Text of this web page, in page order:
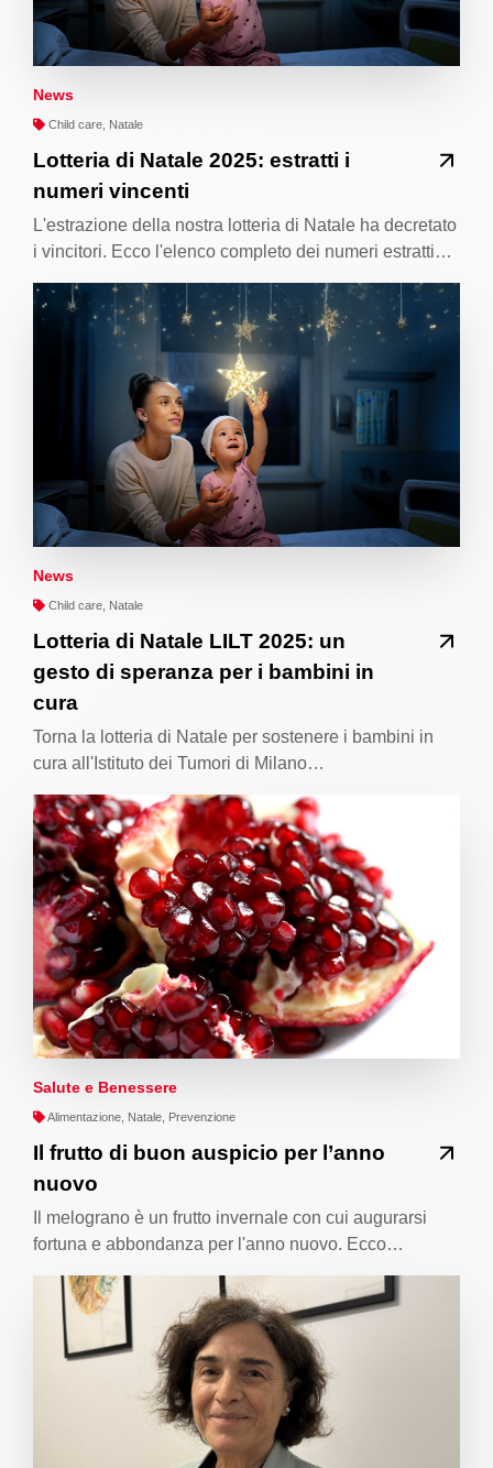
News
Child care, Natale
Lotteria di Natale 2025: estratti i
numeri vincenti
L'estrazione della nostra lotteria di Natale ha decretato
i vincitori. Ecco l'elenco completo dei numeri estratti…
News
Child care, Natale
Lotteria di Natale LILT 2025: un
gesto di speranza per i bambini in
cura
Torna la lotteria di Natale per sostenere i bambini in
cura all'Istituto dei Tumori di Milano…
Salute e Benessere
Alimentazione, Natale, Prevenzione
Il frutto di buon auspicio per l’anno
nuovo
Il melograno è un frutto invernale con cui augurarsi
fortuna e abbondanza per l'anno nuovo. Ecco…